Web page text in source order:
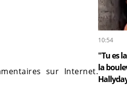
sur Internet.
10:54
"Tu es
la